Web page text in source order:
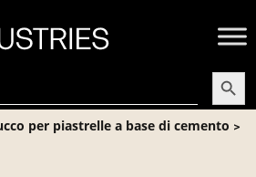
Search
per piastrelle a base di cemento >